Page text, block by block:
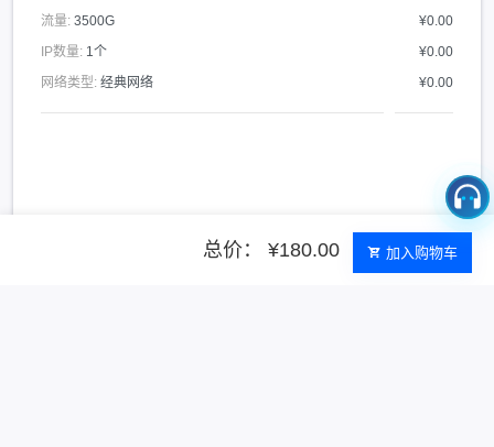
流量: 3500G
¥0.00
IP数量: 1个
¥0.00
网络类型: 经典网络 ¥0.00
总价： ¥180.00 加入购物车